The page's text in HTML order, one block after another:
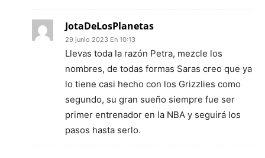
JotaDeLosPlanetas
29 junio 2023 En 10:13
Llevas toda la razón Petra, mezcle los
nombres, de todas formas Saras creo que ya
lo tiene casi hecho con los Grizzlies como
segundo, su gran sueño siempre fue ser
primer entrenador en la NBA y seguirá los
pasos hasta serlo.